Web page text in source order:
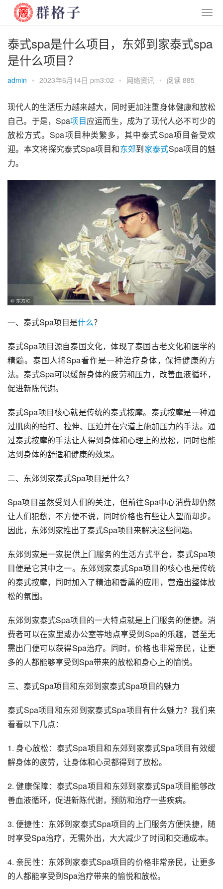
泰式spa是什么项目，东郊到家泰式spa
是什么项目？
admin • 2023年6月14日 pm3:02 • 网络资讯 • 阅读 885
现代人的生活压力越来越大，同时更加注重身体健康和放松
自己。于是，Spa项目应运而生，成为了现代人必不可少的
放松方式。Spa项目种类繁多，其中泰式Spa项目备受欢
迎。本文将探究泰式Spa项目和东郊到家泰式Spa项目的魅
力。
一、泰式Spa项目是什么？
泰式Spa项目源自泰国文化，体现了泰国古老文化和医学的
精髓。泰国人将Spa看作是一种治疗身体，保持健康的方
法。泰式Spa可以缓解身体的疲劳和压力，改善血液循环，
促进新陈代谢。
泰式Spa项目核心就是传统的泰式按摩。泰式按摩是一种通
过肌肉的拍打、拉伸、压迫并在穴道上施加压力的手法。通
过泰式按摩的手法让人得到身体和心理上的放松，同时也能
达到身体的舒适和健康的效果。
二、东郊到家泰式Spa项目是什么？
Spa项目虽然受到人们的关注，但前往Spa中心消费却仍然
让人们犯愁，不方便不说，同时价格也有些让人望而却步。
因此，东郊到家推出了泰式Spa项目来解决这些问题。
东郊到家是一家提供上门服务的生活方式平台，泰式Spa项
目便是它其中之一。东郊到家泰式Spa项目的核心也是传统
的泰式按摩，同时加入了精油和香薰的应用，营造出整体放
松的氛围。
东郊到家泰式Spa项目的一大特点就是上门服务的便捷。消
费者可以在家里或办公室等地点享受到Spa的乐趣，甚至无
需出门便可以获得Spa治疗。同时，价格也非常亲民，让更
多的人都能够享受到Spa带来的放松和身心上的愉悦。
三、泰式Spa项目和东郊到家泰式Spa项目的魅力
泰式Spa项目和东郊到家泰式Spa项目有什么魅力？我们来
看看以下几点：
1. 身心放松：泰式Spa项目和东郊到家泰式Spa项目有效缓
解身体的疲劳，让身体和心灵都得到了放松。
2. 健康保障：泰式Spa项目和东郊到家泰式Spa项目能够改
善血液循环，促进新陈代谢，预防和治疗一些疾病。
3. 便捷性：东郊到家泰式Spa项目的上门服务方便快捷，随
时享受Spa治疗，无需外出，大大减少了时间和交通成本。
4. 亲民性：东郊到家泰式Spa项目的价格非常亲民，让更多
的人都能享受到Spa治疗带来的愉悦和放松。